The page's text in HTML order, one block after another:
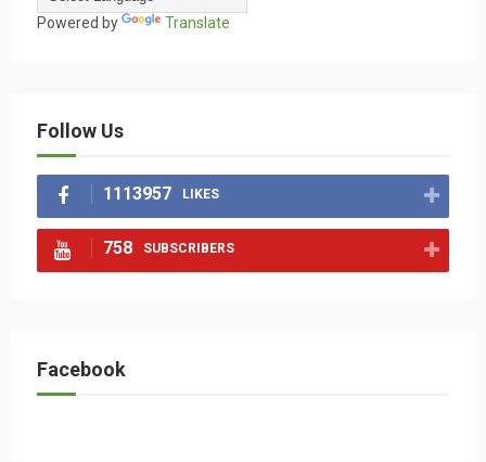
Powered by Translate
Follow Us
1113957 LIKES
758 SUBSCRIBERS
Facebook